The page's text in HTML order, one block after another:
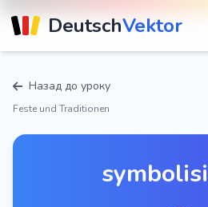
DeutschVektor
Назад до уроку
Feste und Traditionen